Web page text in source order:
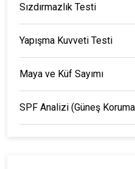
Sızdırmazlık Testi
Yapışma Kuvveti Testi
Maya ve Küf Sayımı
SPF Analizi (Güneş